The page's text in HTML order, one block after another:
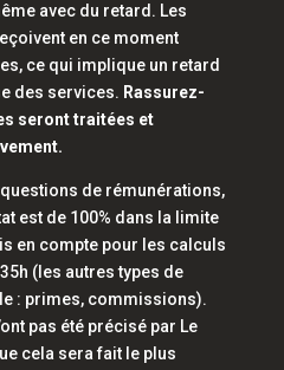
avec du retard. Les
en ce moment
ce qui implique un retard
des services. Rassurez-
seront traitées et
de rémunérations,
est de 100% dans la limite
en compte pour les calculs
(les autres types de
: primes, commissions).
pas été précisé par Le
cela sera fait le plus